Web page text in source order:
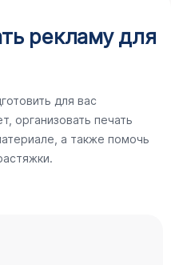
рекламу для
для вас
организовать печать
а также помочь